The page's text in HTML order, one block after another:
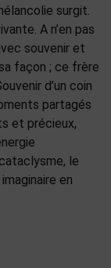
surgit.
A n’en pas
souvenir et
façon ; ce frère
d’un coin
partagés
et précieux,
le
en